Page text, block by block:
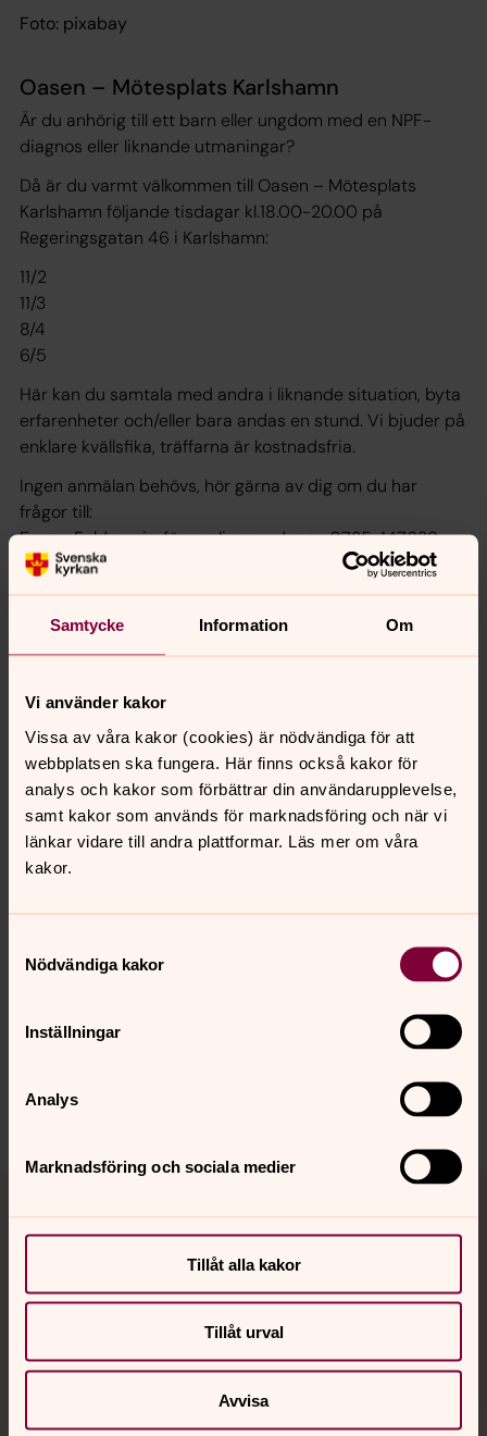
Samtycke Information Om
Vi använder kakor
Vissa av våra kakor (cookies) är nödvändiga för att
webbplatsen ska fungera. Här finns också kakor för
analys och kakor som förbättrar din användarupplevelse,
samt kakor som används för marknadsföring och när vi
länkar vidare till andra plattformar. Läs mer om våra
kakor.
Nödvändiga kakor
Inställningar
Analys
Marknadsföring och sociala medier
Tillåt alla kakor
Tillåt urval
Avvisa
Foto: pixabay
Oasen – Mötesplats Karlshamn
Är du anhörig till ett barn eller ungdom med en NPF-
diagnos eller liknande utmaningar?
Då är du varmt välkommen till Oasen – Mötesplats
Karlshamn följande tisdagar kl.18.00-20.00 på
Regeringsgatan 46 i Karlshamn:
11/2
11/3
8/4
6/5
Här kan du samtala med andra i liknande situation, byta
erfarenheter och/eller bara andas en stund. Vi bjuder på
enklare kvällsfika, träffarna är kostnadsfria.
Ingen anmälan behövs, hör gärna av dig om du har
frågor till:
Emma Feldmanis, församlingspedagog 0725-147639
Bert Bengtsson, samordnare psykisk hälsa/anhörig:
0454-56 33 37
I samarbete med Karlshamns kommun
innehåll?
Dela
Tillbaka till toppen
Tillbaka till innehållet
Kontakt
Kalender